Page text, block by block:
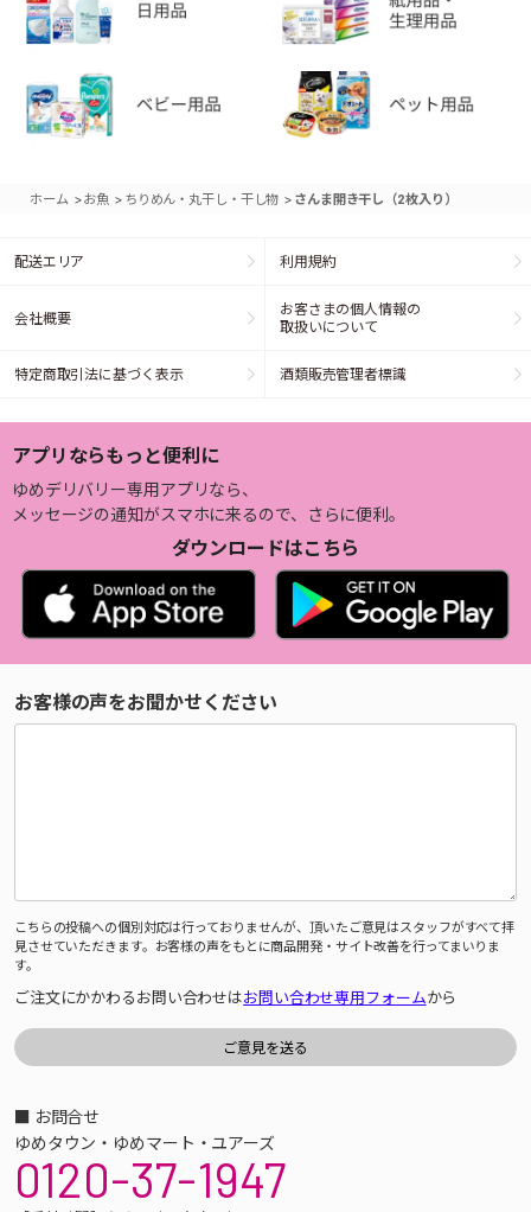
ホーム >お魚 > ちりめん・丸干し・干し物 > さんま開き干し（2枚入り）
配送エリア 利用規約
会社概要
お客さまの個人情報の
取扱いについて
特定商取引法に基づく表示 酒類販売管理者標識
アプリならもっと便利に
ゆめデリバリー専用アプリなら、
メッセージの通知がスマホに来るので、さらに便利。
ダウンロードはこちら
お客様の声をお聞かせください
こちらの投稿への個別対応は行っておりませんが、頂いたご意見はスタッフがすべて拝
見させていただきます。お客様の声をもとに商品開発・サイト改善を行ってまいりま
す。
ご注文にかかわるお問い合わせはお問い合わせ専用フォームから
■ お問合せ
ゆめタウン・ゆめマート・ユアーズ
0120-37-1947